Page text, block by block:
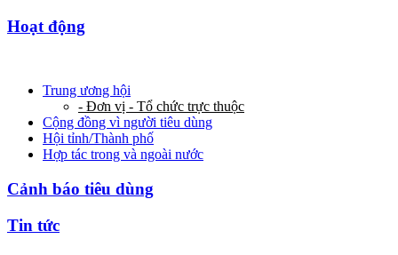
Hoạt động
Trung ương hội
- Đơn vị - Tổ chức trực thuộc
Cộng đồng vì người tiêu dùng
Hội tỉnh/Thành phố
Hợp tác trong và ngoài nước
Cảnh báo tiêu dùng
Tin tức